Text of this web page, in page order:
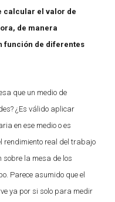
calcular el valor de
de manera
función de diferentes
que un medio de
¿Es válido aplicar
en ese medio o es
rendimiento real del trabajo
la mesa de los
Parece asumido que el
ya por si solo para medir